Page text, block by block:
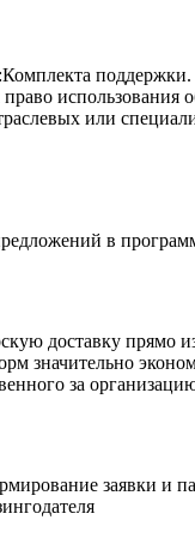
поддержки.
использования
или
в
доставку прямо
значительно
за
заявки и